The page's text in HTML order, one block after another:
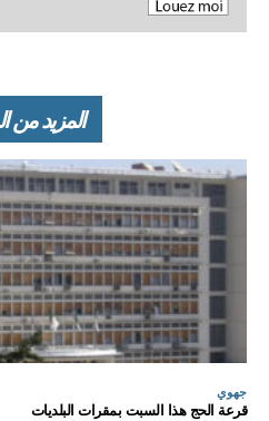
المزيد من
جهوي
قرعة الحج هذا السبت بمقرات البلديات